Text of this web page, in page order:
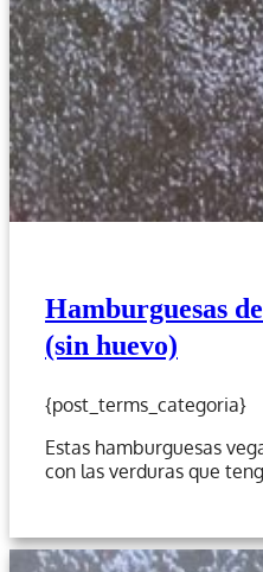
Hamburguesas
(sin huevo)
{post_terms_categoria}
Estas hamburguesas
con las verduras que